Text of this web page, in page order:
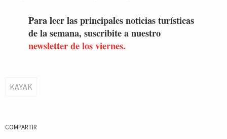
Para leer las principales noticias turísticas
de la semana, suscribite a nuestro
newsletter de los viernes.
KAYAK
COMPARTIR